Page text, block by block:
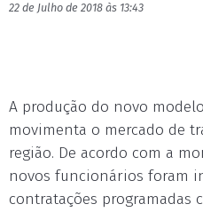
22 de Julho de 2018 às 13:43
A produção do novo
movimenta o mercado de
região. De acordo com a
novos funcionários foram
contratações programadas